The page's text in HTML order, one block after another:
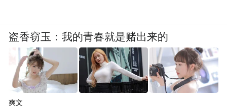
盗香窃玉：我的青春就是赌出来的
爽文